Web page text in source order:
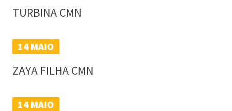
TURBINA CMN
14 MAIO
ZAYA FILHA CMN
14 MAIO